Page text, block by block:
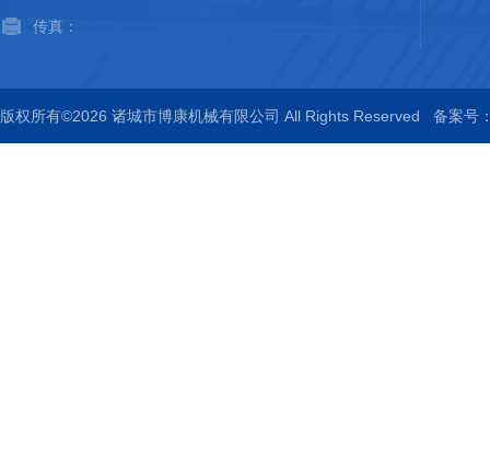
传真：
版权所有©2026 诸城市博康机械有限公司 All Rights Reserved 备案号